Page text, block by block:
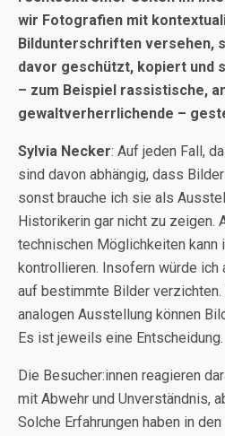
wir Fotografien mit
Bildunterschriften versehen,
davor geschützt, kopiert und
– zum Beispiel rassistische,
gewaltverherrlichende –
Sylvia Necker: Auf jeden Fall,
sind davon abhängig, dass
sonst brauche ich sie als
Historikerin gar nicht zu zeigen.
technischen Möglichkeiten kann
kontrollieren. Insofern würde ich
auf bestimmte Bilder
analogen Ausstellung können
Es ist jeweils eine Entscheidung.
Die Besucher:innen reagieren
mit Abwehr und Unverständnis,
Solche Erfahrungen haben in